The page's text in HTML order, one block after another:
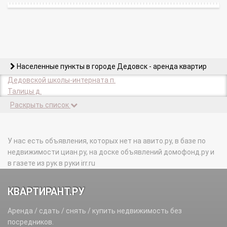
Населенные пункты в городе Дедовск - аренда квартир
Дедовской школы-интерната п.
Талицы д.
Раскрыть список
У нас есть объявления, которых нет на авито.ру, в базе по
недвижимости циан.ру, на доске объявлений домофонд.ру и
в газете из рук в руки irr.ru
КВАРТИРАНТ.РУ
Аренда / сдать / снять / купить недвижимость без
посредников.